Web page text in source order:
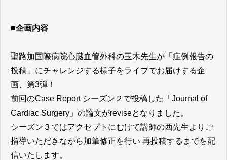
■企画内容
聖路加国際病院心臓血管外科の玉木先生が「症例報告の
投稿」にチャレンジする様子をライブでお届けする企
画、第3弾！
前回のCase Report シーズン２で投稿した「Journal of
Cardiac Surgery」の論文がreviseとなりました。
シーズン３ではアクセプトにむけて講師の西先生よりご
指導いただきながら加筆修正を行い 再投稿するまでを配
信いたします。